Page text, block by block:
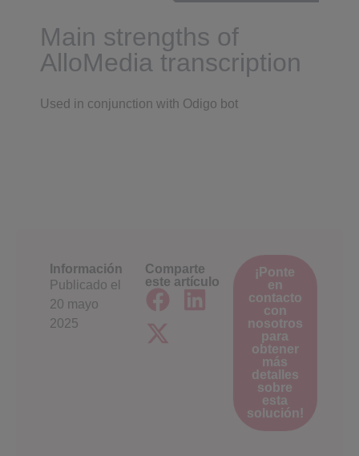
Main strengths of
AlloMedia transcription
Used in conjunction with Odigo bot
Información
Publicado el
20 mayo
2025
Comparte
este artículo
¡Ponte
en
contacto
con
nosotros
para
obtener
más
detalles
sobre
esta
solución!